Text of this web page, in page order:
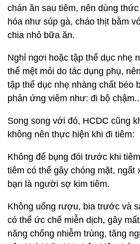
chán ăn sau tiêm, nên dùng
hóa như súp gà, cháo thịt bằm
chia nhỏ bữa ăn.
Nghỉ ngơi hoặc tập thể dục nhẹ
thể mệt mỏi do tác dụng phụ,
tập thể dục nhẹ nhàng chất béo
phản ứng viêm như: đi bộ
Song song với đó, HCDC cũng
không nên thực hiện khi đi tiêm:
Không để bụng đói trước khi
tiêm có thể gây chóng mặt, ngất
bạn là người sợ kim tiêm.
Không uống rượu, bia trước và
có thể ức chế miễn dịch, gây
năng chống nhiễm trùng, tăng